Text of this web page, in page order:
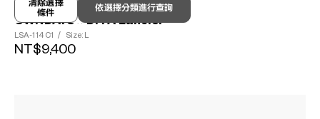
依選擇分類進行查詢
清除選擇
條件
結束販售
OWNDAYS × DITA Lancier
LSA-114C1 / Size: L
NT$9,400